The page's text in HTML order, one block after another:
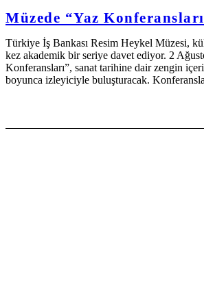
Müzede “Yaz
Türkiye İş Bankası Resim Heykel Müzesi,
kez akademik bir seriye davet ediyor. 2
Konferansları”, sanat tarihine dair zengin
boyunca izleyiciyle buluşturacak.